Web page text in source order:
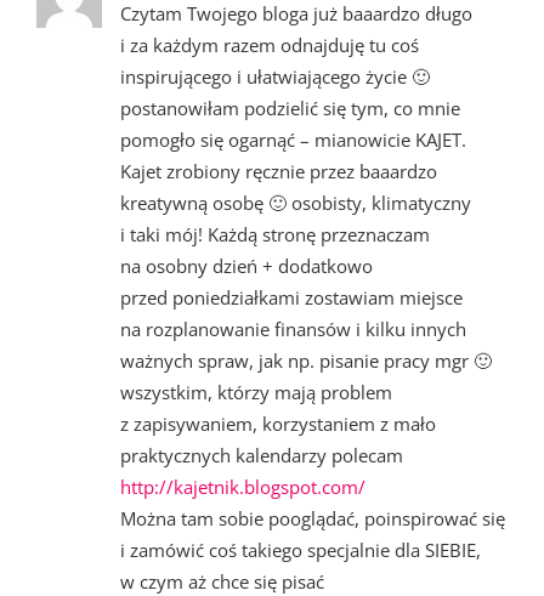
Czytam Twojego bloga już baaardzo długo
i za każdym razem odnajduję tu coś
inspirującego i ułatwiającego życie 🙂
postanowiłam podzielić się tym, co mnie
pomogło się ogarnąć – mianowicie KAJET.
Kajet zrobiony ręcznie przez baaardzo
kreatywną osobę 🙂 osobisty, klimatyczny
i taki mój! Każdą stronę przeznaczam
na osobny dzień + dodatkowo
przed poniedziałkami zostawiam miejsce
na rozplanowanie finansów i kilku innych
ważnych spraw, jak np. pisanie pracy mgr 🙂
wszystkim, którzy mają problem
z zapisywaniem, korzystaniem z mało
praktycznych kalendarzy polecam
http://kajetnik.blogspot.com/
Można tam sobie pooglądać, poinspirować się
i zamówić coś takiego specjalnie dla SIEBIE,
w czym aż chce się pisać